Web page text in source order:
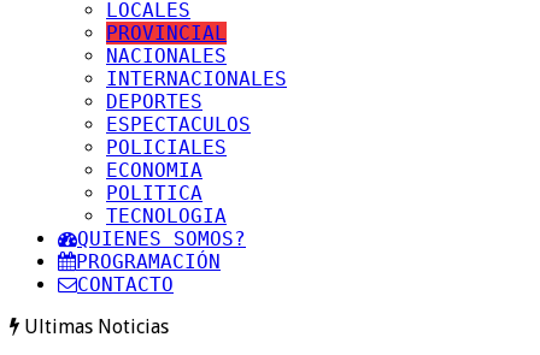
LOCALES
PROVINCIAL
NACIONALES
INTERNACIONALES
DEPORTES
ESPECTACULOS
POLICIALES
ECONOMIA
POLITICA
TECNOLOGIA
QUIENES SOMOS?
PROGRAMACIÓN
CONTACTO
Ultimas Noticias